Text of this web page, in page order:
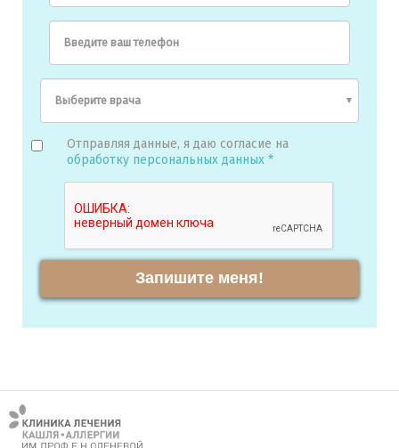
Введите ваш телефон
Отправляя данные, я даю согласие на
обработку персональных данных *
Запишите меня!